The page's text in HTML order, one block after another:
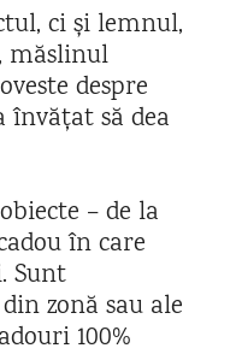
ci și lemnul,
măslinul
despre
să dea
– de la
în care
Sunt
zonă sau ale
100%